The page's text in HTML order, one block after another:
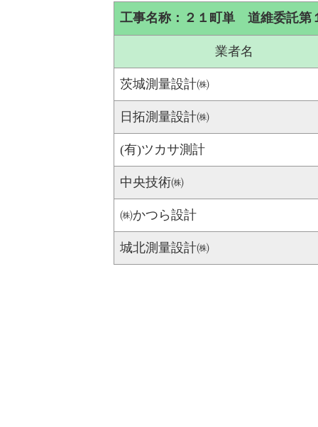
工事名称：２１町単 道維委託第
業者名
茨城測量設計㈱
日拓測量設計㈱
(有)ツカサ測計
中央技術㈱
㈱かつら設計
城北測量設計㈱